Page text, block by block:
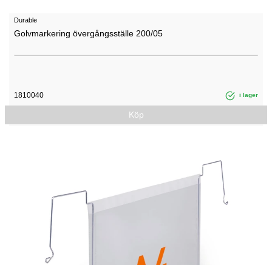
Durable
Golvmarkering övergångsställe 200/05
1810040 i lager
Köp